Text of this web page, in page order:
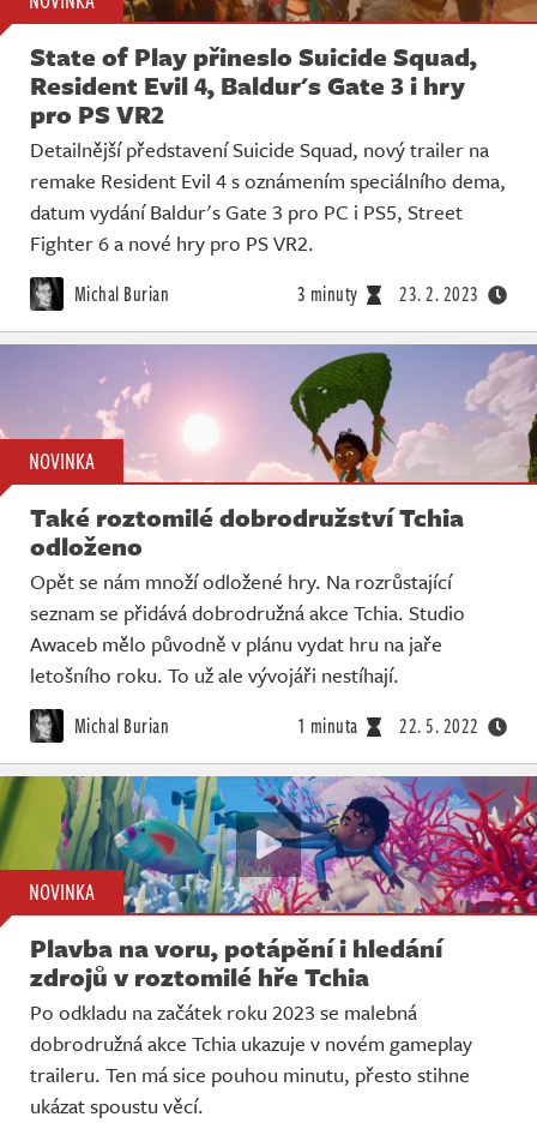
State of Play přineslo Suicide Squad,
Resident Evil 4, Baldur's Gate 3 i hry
pro PS VR2
Detailnější představení Suicide Squad, nový trailer na
remake Resident Evil 4 s oznámením speciálního dema,
datum vydání Baldur's Gate 3 pro PC i PS5, Street
Fighter 6 a nové hry pro PS VR2.
Michal Burian 3 minuty 23. 2. 2023
NOVINKA
Také roztomilé dobrodružství Tchia
odloženo
Opět se nám množí odložené hry. Na rozrůstající
seznam se přidává dobrodružná akce Tchia. Studio
Awaceb mělo původně v plánu vydat hru na jaře
letošního roku. To už ale vývojáři nestíhají.
Michal Burian 1 minuta 22. 5. 2022
NOVINKA
Plavba na voru, potápění i hledání
zdrojů v roztomilé hře Tchia
Po odkladu na začátek roku 2023 se malebná
dobrodružná akce Tchia ukazuje v novém gameplay
traileru. Ten má sice pouhou minutu, přesto stihne
ukázat spoustu věcí.